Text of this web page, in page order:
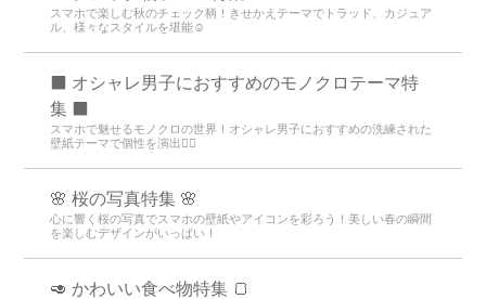
スマホで楽しむ秋のチェック柄！きせかえテーマでトラッド、カジュア
ル、様々なスタイルを堪能☺️
⬛ オシャレ男子におすすめのモノクロテーマ特
集 ⬛
スマホで魅せるモノクロの世界！オシャレ男子におすすめの洗練された
壁紙テーマで個性を演出💁‍♂️
🌸 桜の写真特集 🌸
心に響く桜の写真でスマホの壁紙やアイコンを彩ろう！美しい春の瞬間
を楽しむデザインがいっぱい！
🥑 かわいい食べ物特集 🍞